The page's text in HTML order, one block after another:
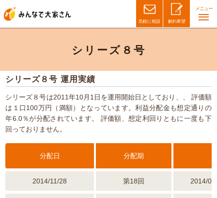
気軽に相談 解約希望
メニュー
シリーズ８号
シリーズ８号 運用実績
シリーズ８号は2011年10月1日を運用開始日としており、、
評価額
は１口100万円（満額）となっています。利益分配金も想定通りの
年6.0％が分配されています。
評価額、想定利回りともに一度も下
回っておりません。
分配日 分配期
2014/11/28 第18回 2014/